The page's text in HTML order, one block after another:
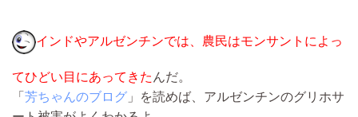
インドやアルゼンチンでは、農民はモンサントによっ
てひどい目にあってきた んだ。
「 芳ちゃんのブログ 」を読めば、アルゼンチンのグリホサ